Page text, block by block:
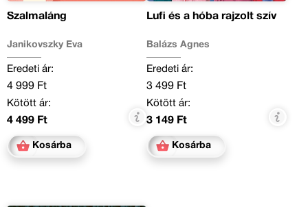
Szalmaláng
Janikovszky Éva
Eredeti ár:
4 999 Ft
Kötött ár:
4 499 Ft
Kosárba
Lufi és a hóba rajzolt szív
Balázs Ágnes
Eredeti ár:
3 499 Ft
Kötött ár:
3 149 Ft
Kosárba